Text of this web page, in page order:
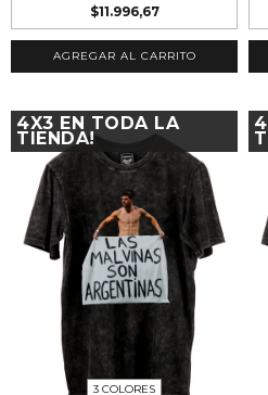
$11.996,67
AGREGAR AL CARRITO
4X3 EN TODA LA
TIENDA!
3 COLORES